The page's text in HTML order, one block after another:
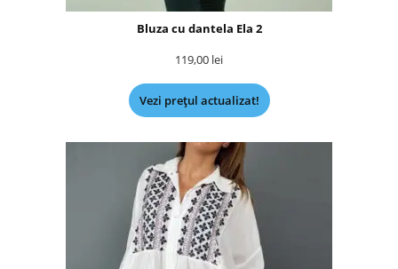
Bluza cu dantela Ela 2
119,00 lei
Vezi prețul actualizat!